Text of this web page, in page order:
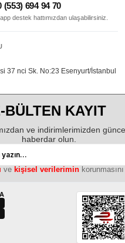
(553) 694 94 70
destek hattımızdan ulaşabilirsiniz.
37 nci Sk. No:23 Esenyurt/İstanbul
BÜLTEN KAYIT
ve indirimlerimizden
haberdar olun.
ve kişisel verileriminkorunmasını